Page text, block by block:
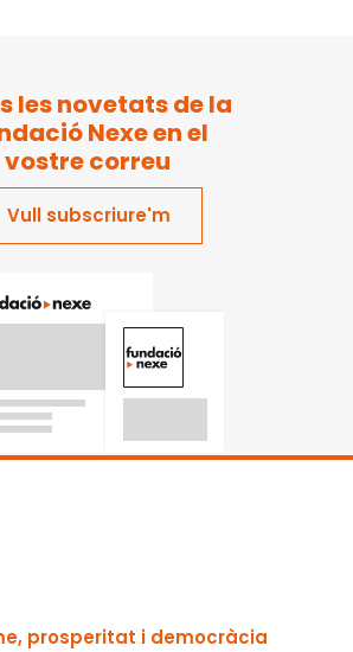
les novetats de la
Nexe en el
vostre correu
Vull subscriure'm
prosperitat i democràcia